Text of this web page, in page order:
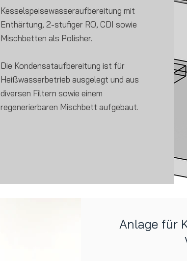
Kesselspeisewasseraufbereitung mit
Enthärtung, 2-stufiger RO, CDI sowie
Mischbetten als Polisher.
Die Kondensataufbereitung ist für
Heißwasserbetrieb ausgelegt und aus
diversen Filtern sowie einem
regenerierbaren Mischbett aufgebaut.
Anlage für